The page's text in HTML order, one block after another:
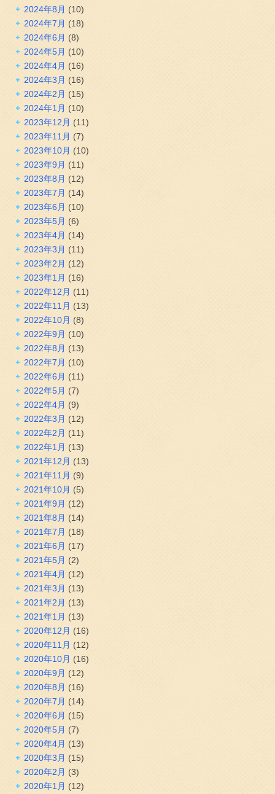
2024年8月 (10)
2024年7月 (18)
2024年6月 (8)
2024年5月 (10)
2024年4月 (16)
2024年3月 (16)
2024年2月 (15)
2024年1月 (10)
2023年12月 (11)
2023年11月 (7)
2023年10月 (10)
2023年9月 (11)
2023年8月 (12)
2023年7月 (14)
2023年6月 (10)
2023年5月 (6)
2023年4月 (14)
2023年3月 (11)
2023年2月 (12)
2023年1月 (16)
2022年12月 (11)
2022年11月 (13)
2022年10月 (8)
2022年9月 (10)
2022年8月 (13)
2022年7月 (10)
2022年6月 (11)
2022年5月 (7)
2022年4月 (9)
2022年3月 (12)
2022年2月 (11)
2022年1月 (13)
2021年12月 (13)
2021年11月 (9)
2021年10月 (5)
2021年9月 (12)
2021年8月 (14)
2021年7月 (18)
2021年6月 (17)
2021年5月 (2)
2021年4月 (12)
2021年3月 (13)
2021年2月 (13)
2021年1月 (13)
2020年12月 (16)
2020年11月 (12)
2020年10月 (16)
2020年9月 (12)
2020年8月 (16)
2020年7月 (14)
2020年6月 (15)
2020年5月 (7)
2020年4月 (13)
2020年3月 (15)
2020年2月 (3)
2020年1月 (12)